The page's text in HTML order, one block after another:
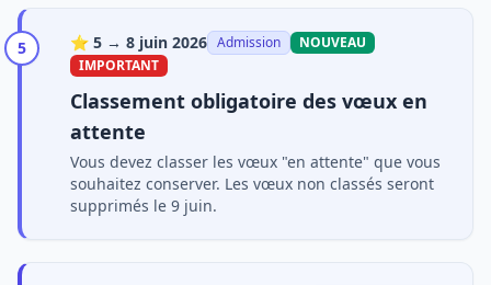
5 ⭐ 5 → 8 juin 2026 Admission
NOUVEAU
IMPORTANT
Classement obligatoire des vœux en
attente
Vous devez classer les vœux "en attente" que vous
souhaitez conserver. Les vœux non classés seront
supprimés le 9 juin.